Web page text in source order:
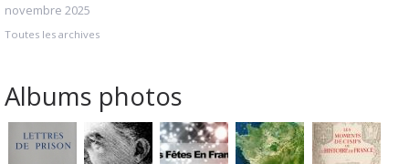
novembre 2025
Toutes les archives
Albums photos